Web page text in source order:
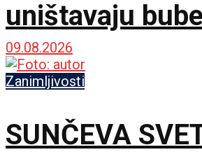
uništavaju
napadaju pasulj
09.08.2026
Zanimljivosti
SUNČEVA